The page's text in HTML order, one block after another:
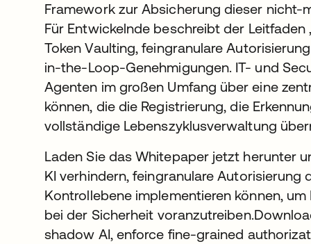
Framework zur Absicherung dieser nicht-
Für Entwickelnde beschreibt der
Token Vaulting, feingranulare
in-the-Loop-Genehmigungen. IT- und
Agenten im großen Umfang über eine
können, die die Registrierung, die
vollständige Lebenszyklusverwaltung
Laden Sie das Whitepaper jetzt herunter
KI verhindern, feingranulare Autorisierung
Kontrollebene implementieren können,
bei der Sicherheit
shadow AI, enforce fine-grained